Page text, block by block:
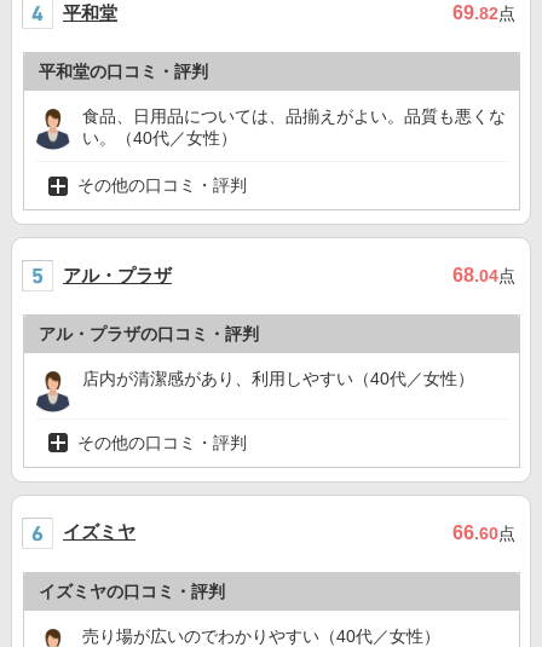
平和堂 69.82点
平和堂の口コミ・評判
食品、日用品については、品揃えがよい。品質も悪くな
い。（40代／女性）
その他の口コミ・評判
アル・プラザ 68.04点
アル・プラザの口コミ・評判
店内が清潔感があり、利用しやすい（40代／女性）
その他の口コミ・評判
イズミヤ 66.60点
イズミヤの口コミ・評判
売り場が広いのでわかりやすい（40代／女性）